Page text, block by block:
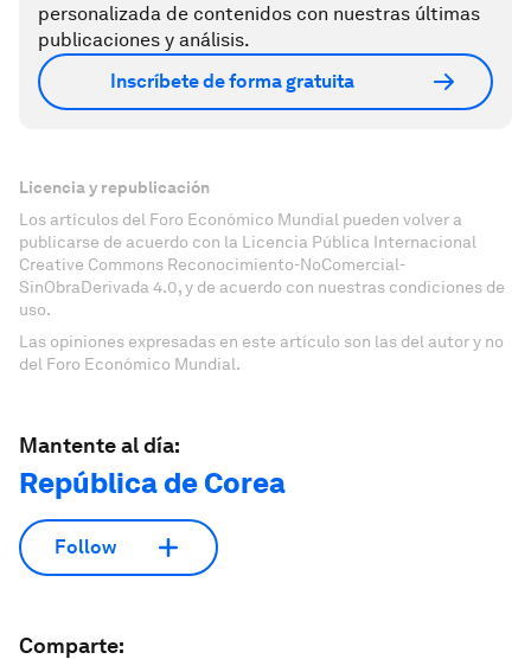
personalizada de contenidos con nuestras últimas
publicaciones y análisis.
Inscríbete de forma gratuita
Licencia y republicación
Los artículos del Foro Económico Mundial pueden volver a
publicarse de acuerdo con la Licencia Pública Internacional
Creative Commons Reconocimiento-NoComercial-
SinObraDerivada 4.0, y de acuerdo con nuestras condiciones de
uso.
Las opiniones expresadas en este artículo son las del autor y no
del Foro Económico Mundial.
Mantente al día:
República de Corea
Follow
Comparte: